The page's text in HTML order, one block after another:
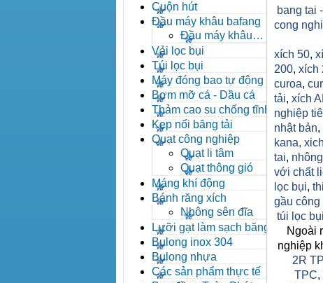
Cuộn hút
Đầu máy khâu bafang
Đầu máy khâu
Bafang
Vải lọc bụi
Túi lọc bụi
Máy đóng bao tự động
Bơm mỡ cá - Dầu cá
Thảm cao su chống tĩnh
điện
Kẹp nối băng tải
Quạt công nghiệp
Quạt li tâm
Quạt thông gió
Máng khí động
Bánh răng xích
Nhông sên đĩa
Lưỡi gạt làm sạch băng tải
Bulong inox 304
Bulong nhựa
Các sản phẩm thực tế
bang tai
cong
xích 50,
200, xích
curoa,
tải, xích
nghiệp
nhật bản,
kana,
tai,
với chất
lọc bụi,
gầu công
túi lọc
Ngoài
nghiệp
2R
TPC,